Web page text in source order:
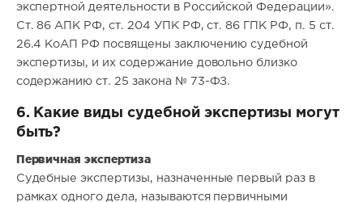
экспертной деятельности в Российской Федерации».
Ст. 86 АПК РФ, ст. 204 УПК РФ, ст. 86 ГПК РФ, п. 5 ст.
26.4 КоАП РФ посвящены заключению судебной
экспертизы, и их содержание довольно близко
содержанию ст. 25 закона № 73-ФЗ.
6. Какие виды судебной экспертизы могут
быть?
Первичная экспертиза
Судебные экспертизы, назначенные первый раз в
рамках одного дела, называются первичными